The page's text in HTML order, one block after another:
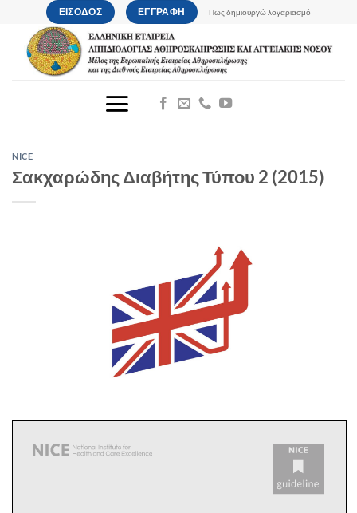
Μετάβαση
περιεχόμενο
ΕΙΣΟΔΟΣ ΕΓΓΡΑΦΗ Πως δημιουργώ λογαριασμό
NICE
Σακχαρώδης Διαβήτης Τύπου 2 (2015)